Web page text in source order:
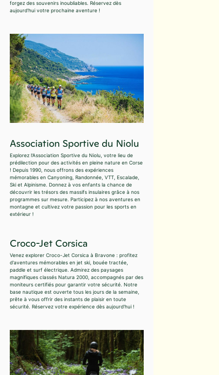
forgez des souvenirs inoubliables. Réservez dès
aujourd'hui votre prochaine aventure !
Association Sportive du Niolu
Explorez l'Association Sportive du Niolu, votre lieu de
prédilection pour des activités en pleine nature en Corse
! Depuis 1990, nous offrons des expériences
mémorables en Canyoning, Randonnée, VTT, Escalade,
Ski et Alpinisme. Donnez à vos enfants la chance de
découvrir les trésors des massifs insulaires grâce à nos
programmes sur mesure. Participez à nos aventures en
montagne et cultivez votre passion pour les sports en
extérieur !
Croco-Jet Corsica
Venez explorer Croco-Jet Corsica à Bravone : profitez
d'aventures mémorables en jet ski, bouée tractée,
paddle et surf électrique. Admirez des paysages
magnifiques classés Natura 2000, accompagnés par des
moniteurs certifiés pour garantir votre sécurité. Notre
base nautique est ouverte tous les jours de la semaine,
prête à vous offrir des instants de plaisir en toute
sécurité. Réservez votre expérience dès aujourd'hui !